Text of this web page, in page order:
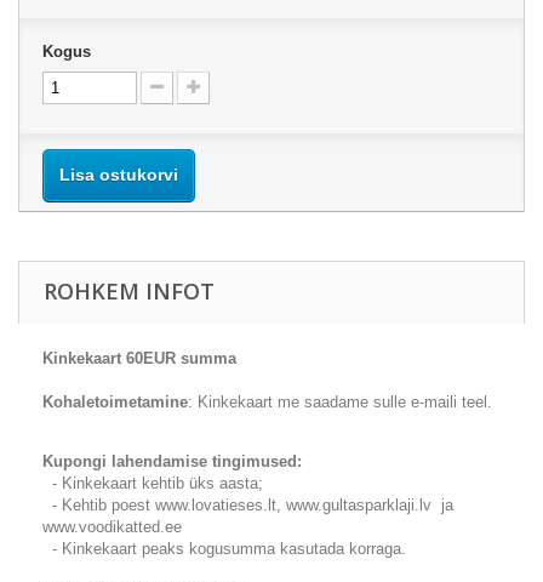
Kogus
Lisa ostukorvi
ROHKEM INFOT
Kinkekaart 60EUR summa
Kohaletoimetamine: Kinkekaart me saadame sulle e-maili teel.
Kupongi lahendamise tingimused:
- Kinkekaart kehtib üks aasta;
- Kehtib poest www.lovatieses.lt, www.gultasparklaji.lv ja
www.voodikatted.ee
- Kinkekaart peaks kogusumma kasutada korraga.